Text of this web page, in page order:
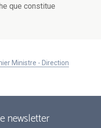
que constitue
Ministre - Direction
newsletter